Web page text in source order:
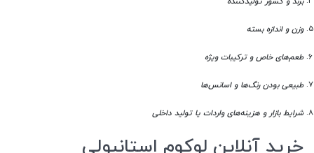
وزن و اندازه بسته
طعم‌های خاص و ترکیبات ویژه
طبیعی بودن رنگ‌ها و اسانس‌ها
شرایط بازار و هزینه‌های واردات یا تولید داخلی
خرید آنلاین لوکوم استانبولی